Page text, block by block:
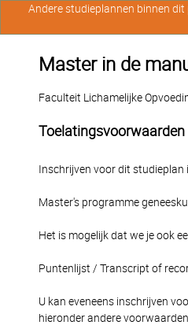
Master in de
Faculteit Lichamelijke
Toelatingsvoorwaarden
Inschrijven voor dit studieplan
Master's programme
Het is mogelijk dat we je ook
Puntenlijst / Transcript of
U kan eveneens inschrijven
hieronder andere
Andere studieplannen binnen